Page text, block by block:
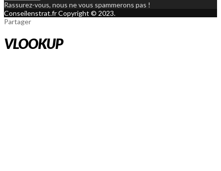
Rassurez-vous, nous ne vous spammerons pas !
Conseilenstrat.fr Copyright © 2023.
Partager
VLOOKUP